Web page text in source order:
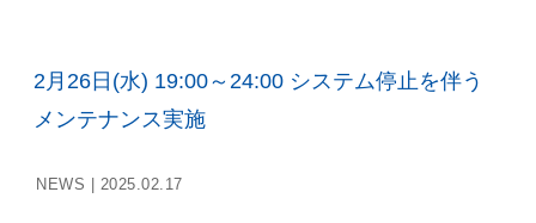
お問合せ
2月26日(水) 19:00～24:00 システム停止を伴う
メンテナンス実施
NEWS | 2025.02.17